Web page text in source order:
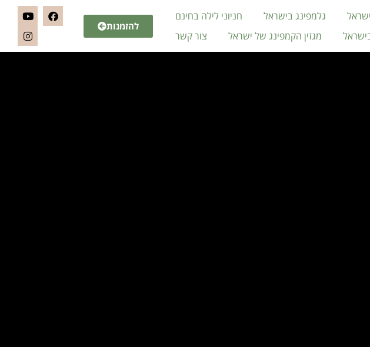
גלמפינג בישראל
חניוני לילה בחינם
מגזין הקמפינג של ישראל צור קשר
להזמנות